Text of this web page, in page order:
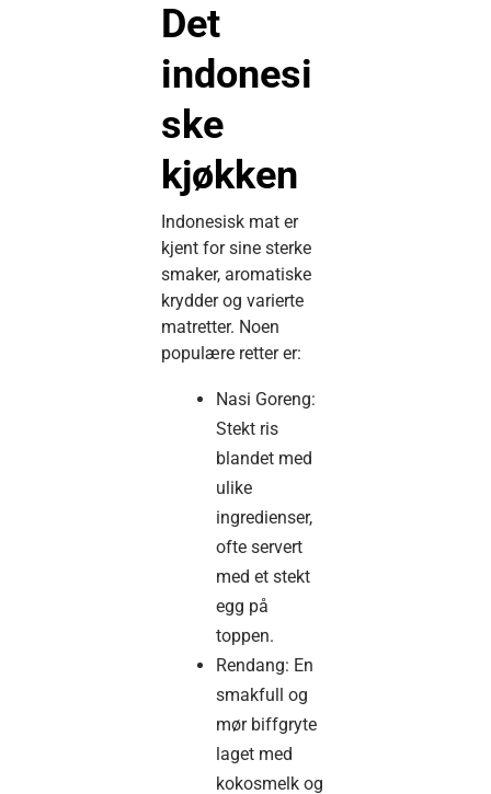
Det
indonesi
ske
kjøkken
Indonesisk mat er
kjent for sine sterke
smaker, aromatiske
krydder og varierte
matretter. Noen
populære retter er:
Nasi Goreng:
Stekt ris
blandet med
ulike
ingredienser,
ofte servert
med et stekt
egg på
toppen.
Rendang: En
smakfull og
mør biffgryte
laget med
kokosmelk og